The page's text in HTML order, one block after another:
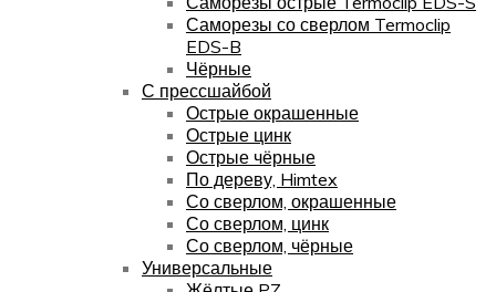
Саморезы со сверлом Termoclip
EDS-B
Чёрные
С прессшайбой
Острые окрашенные
Острые цинк
Острые чёрные
По дереву, Himtex
Со сверлом, окрашенные
Со сверлом, цинк
Со сверлом, чёрные
Универсальные